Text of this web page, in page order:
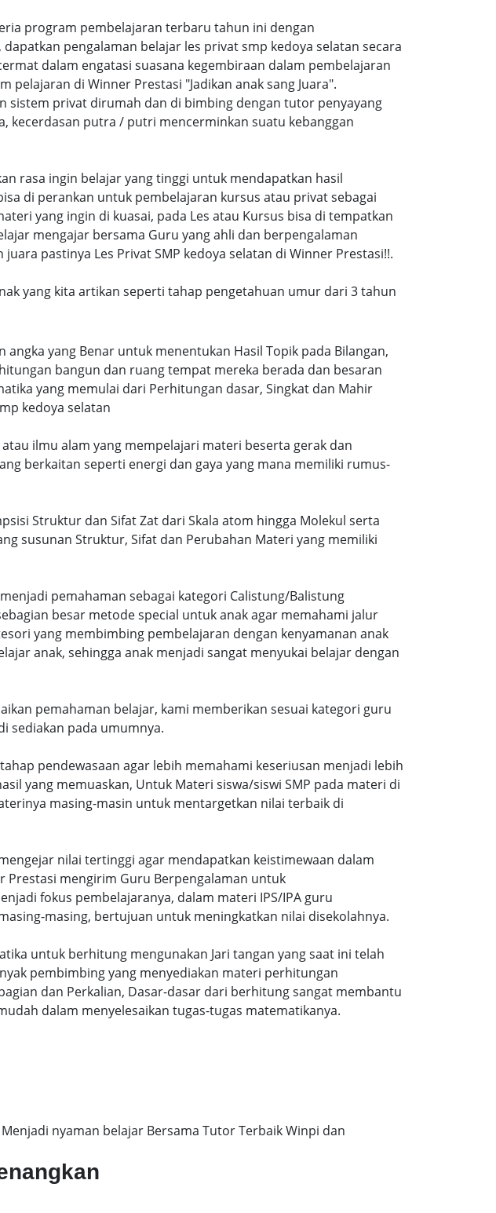
program pembelajaran terbaru tahun ini dengan
pengalaman belajar les privat smp kedoya selatan secara
dalam engatasi suasana kegembiraan dalam pembelajaran
di Winner Prestasi "Jadikan anak sang Juara".
sistem privat dirumah dan di bimbing dengan tutor penyayang
kecerdasan putra / putri mencerminkan suatu kebanggan
rasa ingin belajar yang tinggi untuk mendapatkan hasil
di perankan untuk pembelajaran kursus atau privat sebagai
yang ingin di kuasai, pada Les atau Kursus bisa di tempatkan
mengajar bersama Guru yang ahli dan berpengalaman
pastinya Les Privat SMP kedoya selatan di Winner Prestasi!!.
yang kita artikan seperti tahap pengetahuan umur dari 3 tahun
yang Benar untuk menentukan Hasil Topik pada Bilangan,
bangun dan ruang tempat mereka berada dan besaran
yang memulai dari Perhitungan dasar, Singkat dan Mahir
kedoya selatan
ilmu alam yang mempelajari materi beserta gerak dan
berkaitan seperti energi dan gaya yang mana memiliki rumus-
Struktur dan Sifat Zat dari Skala atom hingga Molekul serta
susunan Struktur, Sifat dan Perubahan Materi yang memiliki
pemahaman sebagai kategori Calistung/Balistung
besar metode special untuk anak agar memahami jalur
yang membimbing pembelajaran dengan kenyamanan anak
anak, sehingga anak menjadi sangat menyukai belajar dengan
pemahaman belajar, kami memberikan sesuai kategori guru
sediakan pada umumnya.
pendewasaan agar lebih memahami keseriusan menjadi lebih
yang memuaskan, Untuk Materi siswa/siswi SMP pada materi di
masing-masin untuk mentargetkan nilai terbaik di
nilai tertinggi agar mendapatkan keistimewaan dalam
Prestasi mengirim Guru Berpengalaman untuk
fokus pembelajaranya, dalam materi IPS/IPA guru
masing, bertujuan untuk meningkatkan nilai disekolahnya.
untuk berhitung mengunakan Jari tangan yang saat ini telah
pembimbing yang menyediakan materi perhitungan
dan Perkalian, Dasar-dasar dari berhitung sangat membantu
dalam menyelesaikan tugas-tugas matematikanya.
nyaman belajar Bersama Tutor Terbaik Winpi dan